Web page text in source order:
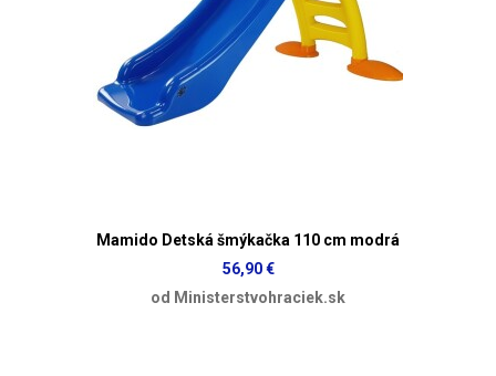
Mamido Detská šmýkačka 110 cm modrá
56,90 €
od Ministerstvohraciek.sk